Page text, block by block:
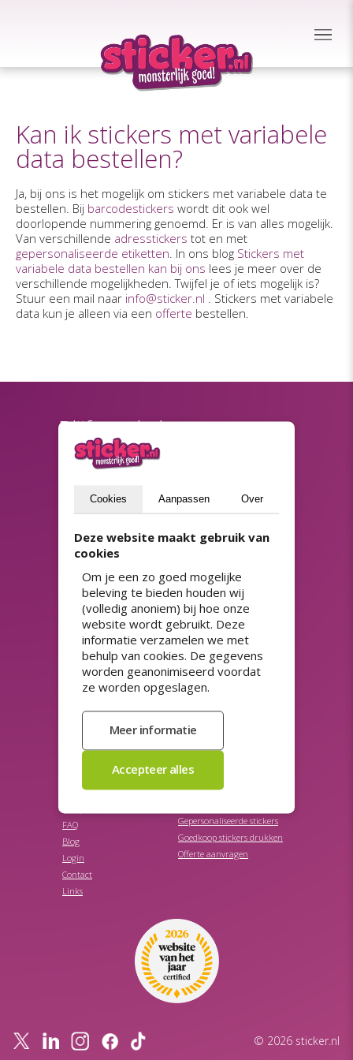
Kan ik stickers met variabele
data bestellen?
Ja, bij ons is het mogelijk om stickers met variabele data te
bestellen. Bij barcodestickers wordt dit ook wel
doorlopende nummering genoemd. Er is van alles mogelijk.
Van verschillende adresstickers tot en met
gepersonaliseerde etiketten. In ons blog Stickers met
variabele data bestellen kan bij ons lees je meer over de
verschillende mogelijkheden. Twijfel je of iets mogelijk is?
Stuur een mail naar info@sticker.nl . Stickers met variabele
data kun je alleen via een offerte bestellen.
Blijf op de hoogte
(privacyverklaring)
ASSORTIMENT
Adresstickers
HACCP stickers
Herbruikbare stickers
Horeca stickers
Koopzegels
Kortingsstickers
Magneetsticker auto
Naamstickers drukken
Niet verwijderbare stickers
Productetiketten
Promotie stickers
QR-code stickers
Raamfolie
Spaarzegels
Stickerpapier
Stickers 50 jaar
Stickers met sterke lijm
Streepjescode stickers
Transparante stickers
Veiligheidslabels
Veiligheidsstickers
STICKER.NL
Over ons
FAQ
Blog
Login
Contact
Links
SNEL NAAR
Stickers bestellen
Gepersonaliseerde stickers
Goedkoop stickers drukken
Offerte aanvragen
© 2026 sticker.nl
Cookies Aanpassen Over
Deze website maakt gebruik van
cookies
Om je een zo goed mogelijke
beleving te bieden houden wij
(volledig anoniem) bij hoe onze
website wordt gebruikt. Deze
informatie verzamelen we met
behulp van cookies. De gegevens
worden geanonimiseerd voordat
ze worden opgeslagen.